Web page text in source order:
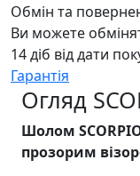
Обмін та
Ви можете
14 діб від дати
Гарантія
Огляд
Шолом
прозорим